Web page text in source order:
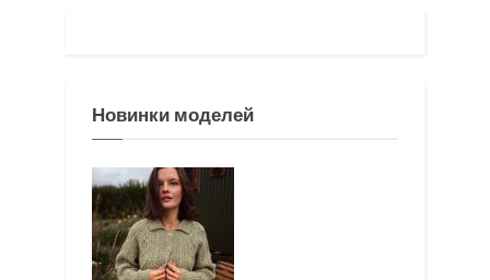
а
и
:
Новинки моделей